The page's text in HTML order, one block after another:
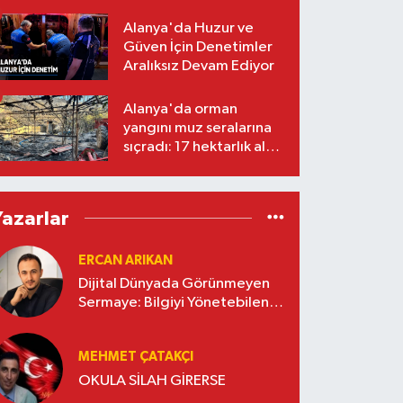
Alanya'da Huzur ve
Güven İçin Denetimler
Aralıksız Devam Ediyor
Alanya'da orman
yangını muz seralarına
sıçradı: 17 hektarlık alan
ERCAN ARIKAN
Dijital Dünyada Görünmeyen
Sermaye: Bilgiyi Yönetebilen
MEHMET ÇATAKÇI
OKULA SİLAH GİRERSE